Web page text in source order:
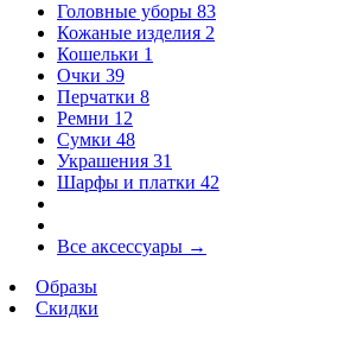
Головные уборы 83
Кожаные изделия 2
Кошельки 1
Очки 39
Перчатки 8
Ремни 12
Сумки 48
Украшения 31
Шарфы и платки 42
Все аксессуары →
Образы
Скидки